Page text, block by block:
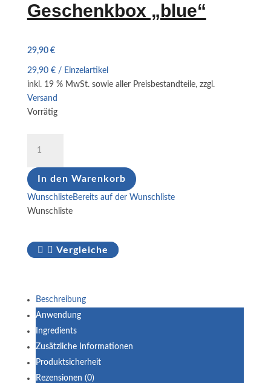
Geschenkbox „blue“
29,90 €
29,90 €/ Einzelartikel
inkl. 19 % MwSt. sowie aller Preisbestandteile, zzgl.
Versand
Vorrätig
"blue"
Menge
In den Warenkorb
WunschlisteBereits auf der Wunschliste
Wunschliste
Vergleiche
Beschreibung
Anwendung
Ingredients
Zusätzliche Informationen
Produktsicherheit
Rezensionen (0)